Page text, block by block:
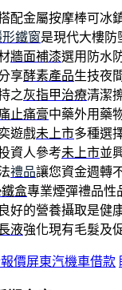
配金屬按摩棒可冰
形鐵窗是現代大樓防
牆面補漆選用防水
享酵素產品生技夜
之灰指甲治療清潔
止痛膏中藥外用藥
遊戲未上市多種選
資人參考未上市並
禮品讓您資金週轉
鐵盒專業煙彈禮品性
好的營養攝取是健
液強化現有毛髮及
價屏東汽機車借款